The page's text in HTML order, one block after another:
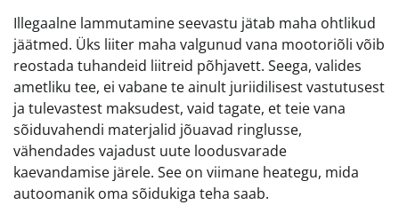
Illegaalne lammutamine seevastu jätab maha ohtlikud
jäätmed. Üks liiter maha valgunud vana mootoriõli võib
reostada tuhandeid liitreid põhjavett. Seega, valides
ametliku tee, ei vabane te ainult juriidilisest vastutusest
ja tulevastest maksudest, vaid tagate, et teie vana
sõiduvahendi materjalid jõuavad ringlusse,
vähendades vajadust uute loodusvarade
kaevandamise järele. See on viimane heategu, mida
autoomanik oma sõidukiga teha saab.